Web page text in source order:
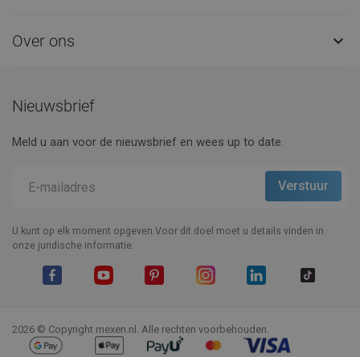
Over ons 
Nieuwsbrief
Meld u aan voor de nieuwsbrief en wees up to date.
U kunt op elk moment opgeven.Voor dit doel moet u details vinden in
onze juridische informatie.
2026 © Copyright mexen.nl. Alle rechten voorbehouden.